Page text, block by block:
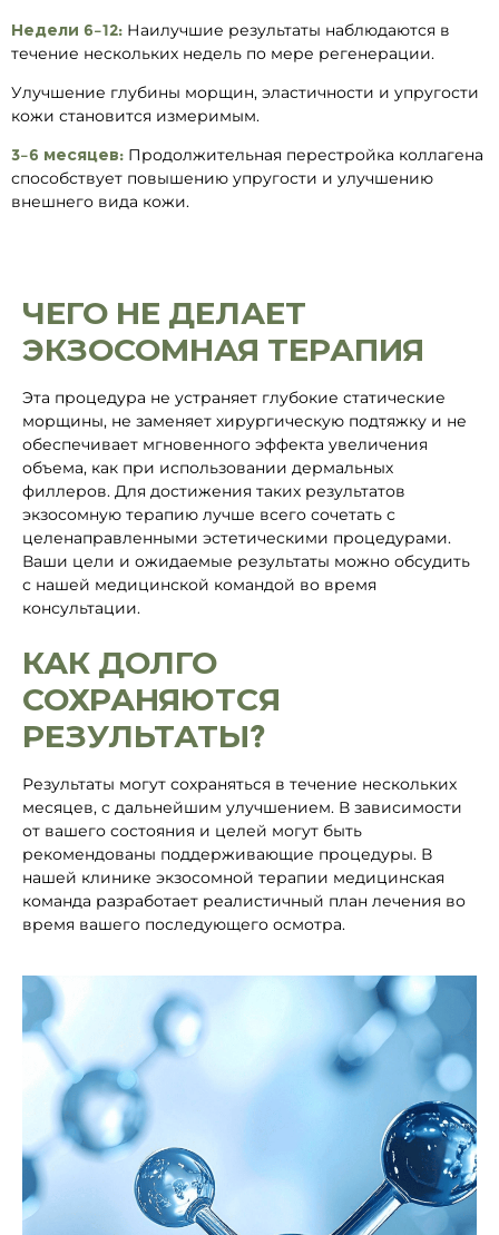
Недели 6–12: Наилучшие результаты наблюдаются в
течение нескольких недель по мере регенерации.
Улучшение глубины морщин, эластичности и упругости
кожи становится измеримым.
3–6 месяцев: Продолжительная перестройка коллагена
способствует повышению упругости и улучшению
внешнего вида кожи.
ЧЕГО НЕ ДЕЛАЕТ
ЭКЗОСОМНАЯ ТЕРАПИЯ
Эта процедура не устраняет глубокие статические
морщины, не заменяет хирургическую подтяжку и не
обеспечивает мгновенного эффекта увеличения
объема, как при использовании дермальных
филлеров. Для достижения таких результатов
экзосомную терапию лучше всего сочетать с
целенаправленными эстетическими процедурами.
Ваши цели и ожидаемые результаты можно обсудить
с нашей медицинской командой во время
консультации.
КАК ДОЛГО
СОХРАНЯЮТСЯ
РЕЗУЛЬТАТЫ?
Результаты могут сохраняться в течение нескольких
месяцев, с дальнейшим улучшением. В зависимости
от вашего состояния и целей могут быть
рекомендованы поддерживающие процедуры. В
нашей клинике экзосомной терапии медицинская
команда разработает реалистичный план лечения во
время вашего последующего осмотра.